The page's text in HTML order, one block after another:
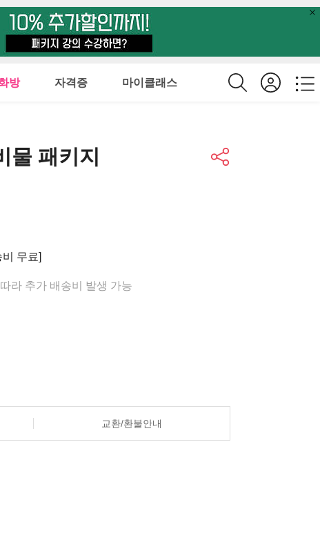
방 자격증 마이클래스
물 패키지
무료]
라 추가 배송비 발생 가능
교환/환불안내